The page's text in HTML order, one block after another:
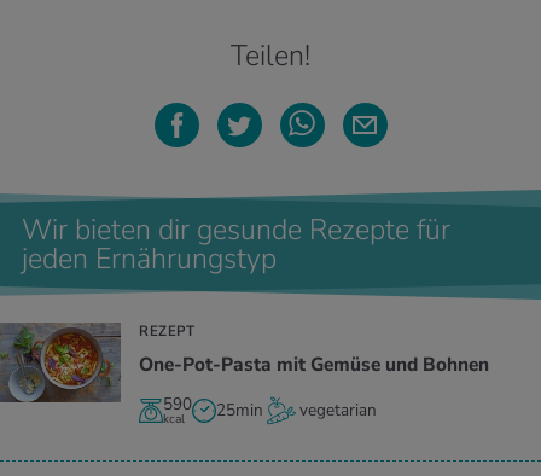
Teilen!
Wir bieten dir gesunde Rezepte für
jeden Ernährungstyp
REZEPT
One-Pot-Pasta mit Gemüse und Bohnen
590
kcal 25min vegetarian